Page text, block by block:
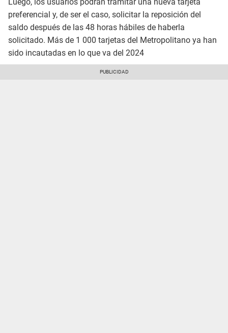
Luego, los usuarios podrán tramitar una nueva tarjeta
preferencial y, de ser el caso, solicitar la reposición del
saldo después de las 48 horas hábiles de haberla
solicitado. Más de 1 000 tarjetas del Metropolitano ya han
sido incautadas en lo que va del 2024